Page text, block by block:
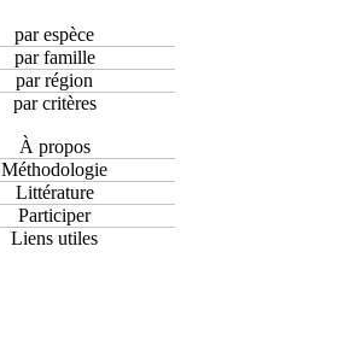
par espèce
par famille
par région
par critères
À propos
Méthodologie
Littérature
Participer
Liens utiles